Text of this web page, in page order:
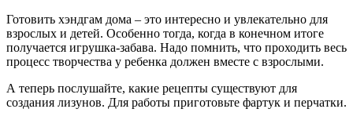
Готовить хэндгам дома – это интересно и увлекательно для
взрослых и детей. Особенно тогда, когда в конечном итоге
получается игрушка-забава. Надо помнить, что проходить весь
процесс творчества у ребенка должен вместе с взрослыми.
А теперь послушайте, какие рецепты существуют для
создания лизунов. Для работы приготовьте фартук и перчатки.